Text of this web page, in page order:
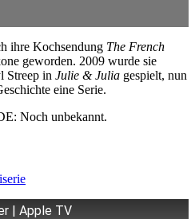
ihre Kochsendung The French
geworden. 2009 wurde sie
Streep in Julie & Julia gespielt, nun
eine Serie.
Noch unbekannt.
| Apple TV